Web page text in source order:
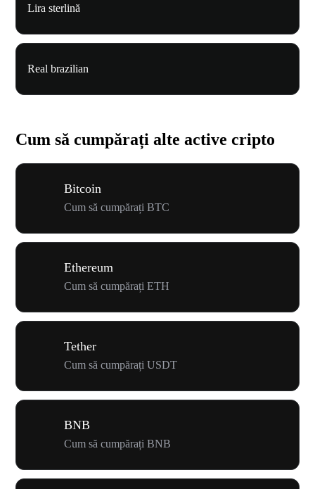
Lira sterlină
Real brazilian
Cum să cumpărați alte active cripto
Bitcoin
Cum să cumpărați BTC
Ethereum
Cum să cumpărați ETH
Tether
Cum să cumpărați USDT
BNB
Cum să cumpărați BNB